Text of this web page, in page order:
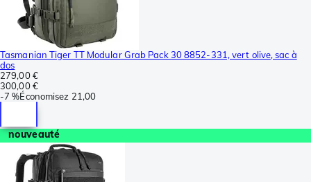
Tasmanian Tiger TT Modular Grab Pack 30 8852-331, vert olive, sac à
dos
279,00 €
300,00 €
-7 %Économisez 21,00
nouveauté